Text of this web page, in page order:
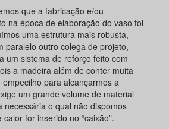
que a fabricação e/ou
na época de elaboração do vaso foi
uma estrutura mais robusta,
paralelo outro colega de projeto,
um sistema de reforço feito com
a madeira além de conter muita
para alcançarmos a
um grande volume de material
necessária o qual não dispomos
for inserido no “caixão”.